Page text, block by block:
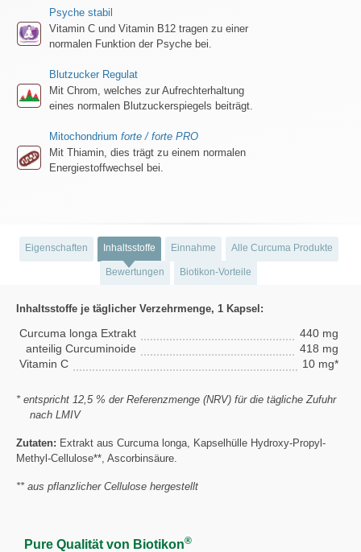
Psyche stabil
Vitamin C und Vitamin B12 tragen zu einer
normalen Funktion der Psyche bei.
Blutzucker Regulat
Mit Chrom, welches zur Aufrechterhaltung
eines normalen Blutzuckerspiegels beiträgt.
Mitochondrium forte / forte PRO
Mit Thiamin, dies trägt zu einem normalen
Energiestoffwechsel bei.
Eigenschaften Inhaltsstoffe Einnahme Alle Curcuma Produkte
Bewertungen Biotikon-Vorteile
Inhaltsstoffe je täglicher Verzehrmenge, 1 Kapsel:
Curcuma longa Extrakt
440 mg
anteilig Curcuminoide
418 mg
Vitamin C
10 mg*
* entspricht 12,5 % der Referenzmenge (NRV) für die tägliche Zufuhr
nach LMIV
Zutaten: Extrakt aus Curcuma longa, Kapselhülle Hydroxy-Propyl-
Methyl-Cellulose**, Ascorbinsäure.
** aus pflanzlicher Cellulose hergestellt
Pure Qualität von Biotikon®